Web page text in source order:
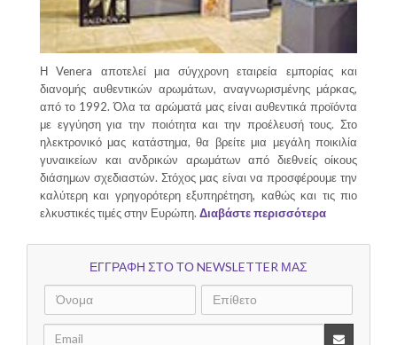
Η Venera αποτελεί μια σύγχρονη εταιρεία εμπορίας και
διανομής αυθεντικών αρωμάτων, αναγνωρισμένης μάρκας,
από το 1992. Όλα τα αρώματά μας είναι αυθεντικά προϊόντα
με εγγύηση για την ποιότητα και την προέλευσή τους. Στο
ηλεκτρονικό μας κατάστημα, θα βρείτε μια μεγάλη ποικιλία
γυναικείων και ανδρικών αρωμάτων από διεθνείς οίκους
διάσημων σχεδιαστών. Στόχος μας είναι να προσφέρουμε την
καλύτερη και γρηγορότερη εξυπηρέτηση, καθώς και τις πιο
ελκυστικές τιμές στην Ευρώπη. Διαβάστε περισσότερα
ΕΓΓΡΑΦΗ ΣΤΟ ΤΟ NEWSLETTER ΜΑΣ